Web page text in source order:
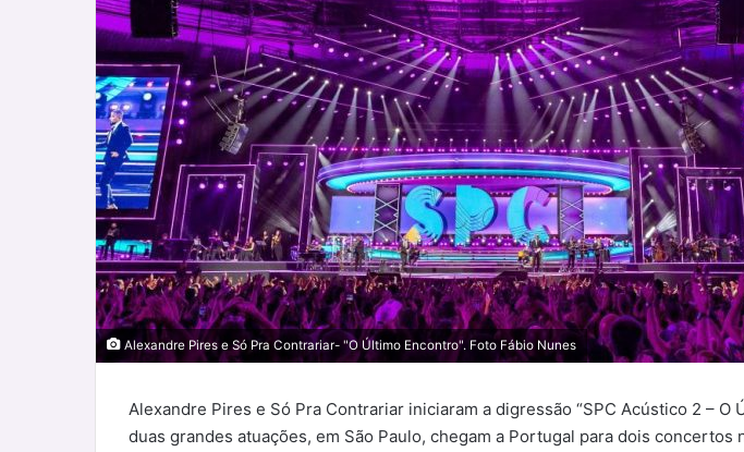
Alexandre Pires e Só Pra Contrariar- "O Último Encontro". Foto Fábio Nunes
Alexandre Pires e Só Pra Contrariar iniciaram a digressão “SPC Acústico 2 – O
duas grandes atuações, em São Paulo, chegam a Portugal para dois concertos